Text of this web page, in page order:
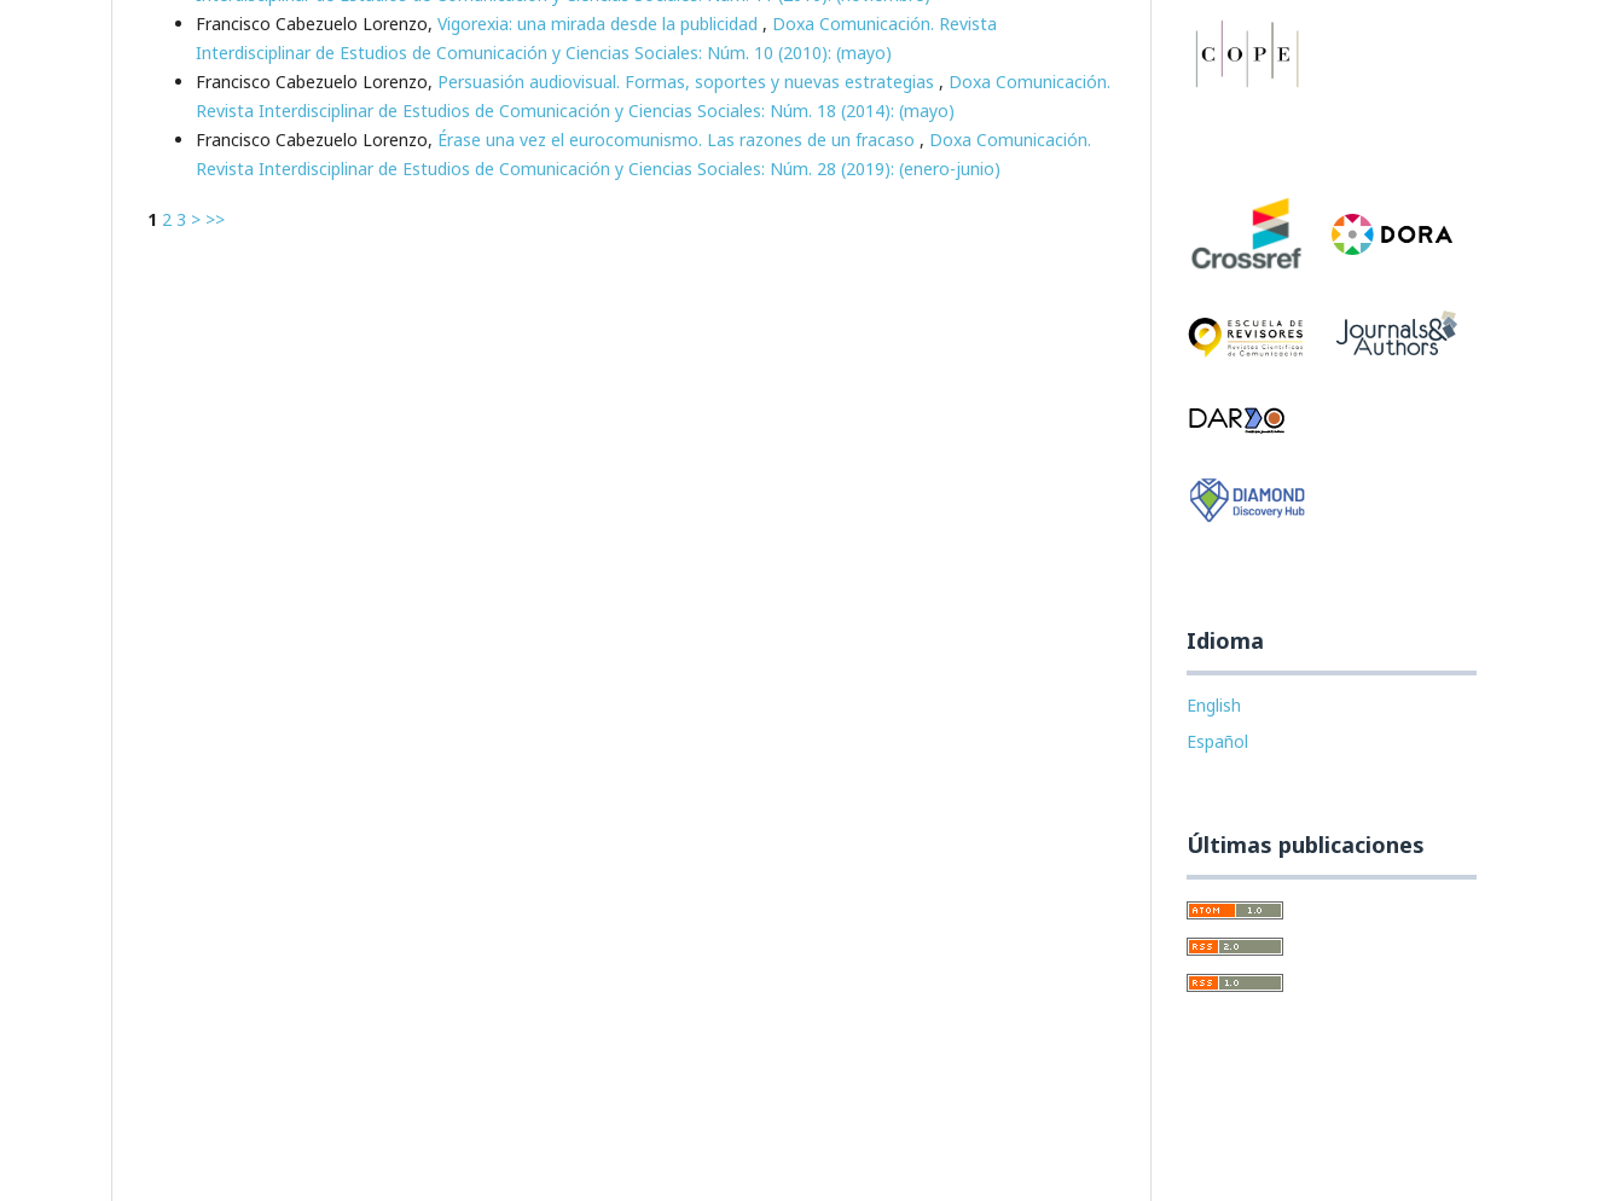
Francisco Cabezuelo Lorenzo, Vigorexia: una mirada desde la publicidad , Doxa Comunicación. Revista
Interdisciplinar de Estudios de Comunicación y Ciencias Sociales: Núm. 10 (2010): (mayo)
Francisco Cabezuelo Lorenzo, Persuasión audiovisual. Formas, soportes y nuevas estrategias , Doxa Comunicación.
Revista Interdisciplinar de Estudios de Comunicación y Ciencias Sociales: Núm. 18 (2014): (mayo)
Francisco Cabezuelo Lorenzo, Érase una vez el eurocomunismo. Las razones de un fracaso , Doxa Comunicación.
Revista Interdisciplinar de Estudios de Comunicación y Ciencias Sociales: Núm. 28 (2019): (enero-junio)
1 2 3 > >>
Idioma
English
Español
Últimas publicaciones